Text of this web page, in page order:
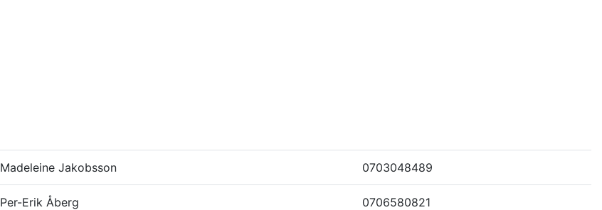
Madeleine Jakobsson 0703048489
Per-Erik Åberg 0706580821